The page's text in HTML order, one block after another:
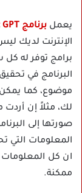
يعمل برنامج Chat GPT مهكر
الإنترنت لديك
برامج توفر له
البرنامج في
موضوع، كما
لك، مثلاً إن
صورتها إلى
المعلومات التي
ان كل
ممكنة.